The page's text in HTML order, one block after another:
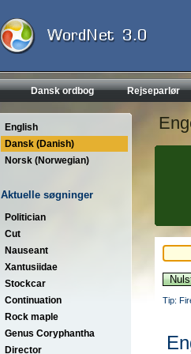
Dansk ordbog Rejseparlør
English
Dansk (Danish)
Norsk (Norwegian)
Aktuelle søgninger
Politician
Cut
Nauseant
Xantusiidae
Stockcar
Continuation
Rock maple
Genus Coryphantha
Director
Tip: